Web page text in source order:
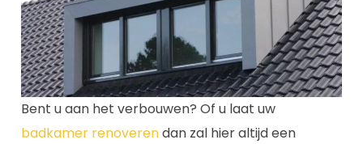
Bent u aan het verbouwen? Of u laat uw
badkamer renoverendan zal hier altijd een